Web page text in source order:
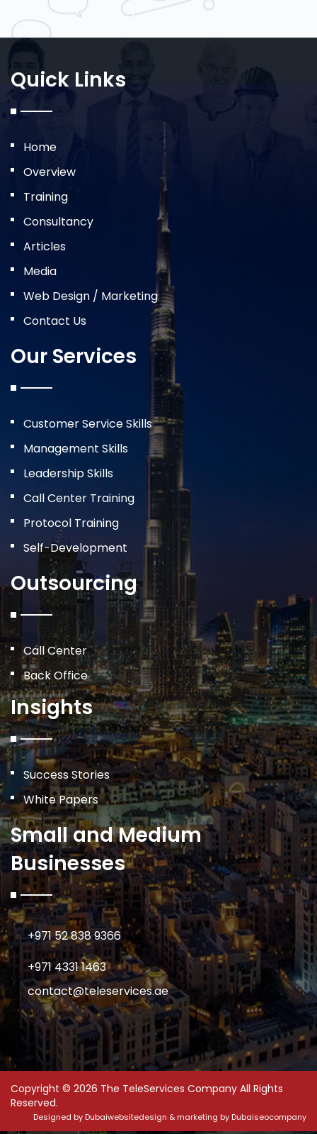
Quick Links
Home
Overview
Training
Consultancy
Articles
Media
Web Design / Marketing
Contact Us
Our Services
Customer Service Skills
Management Skills
Leadership Skills
Call Center Training
Protocol Training
Self-Development
Outsourcing
Call Center
Back Office
Insights
Success Stories
White Papers
Small and Medium
Businesses
+971 52 838 9366
+971 4331 1463
contact@teleservices.ae
Copyright © 2026 The TeleServices Company All Rights
Reserved.
Designed by Dubaiwebsitedesign & marketing by Dubaiseocompany